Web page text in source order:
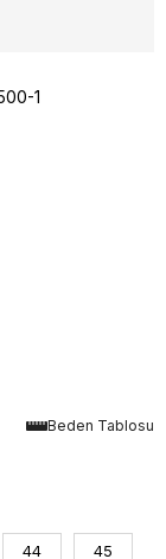
1
Beden Tablosu
44 45